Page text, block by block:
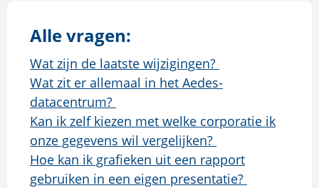
Alle vragen:
Wat zijn de laatste wijzigingen?
Wat zit er allemaal in het Aedes-
datacentrum?
Kan ik zelf kiezen met welke corporatie ik
onze gegevens wil vergelijken?
Hoe kan ik grafieken uit een rapport
gebruiken in een eigen presentatie?